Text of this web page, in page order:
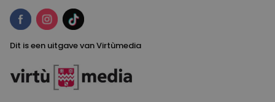
Dit is een uitgave van Virtùmedia